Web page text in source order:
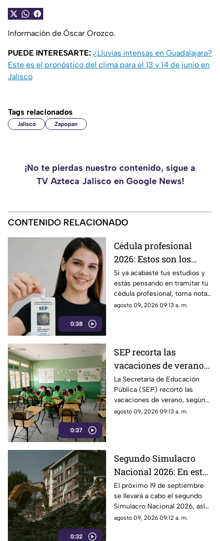
Información de Óscar Orozco.
PUEDE INTERESARTE: ¿Lluvias intensas en Guadalajara?
Este es el pronóstico del clima para el 13 y 14 de junio en
Jalisco
Tags relacionados
Jalisco Zapopan
¡No te pierdas nuestro contenido, sigue a
TV Azteca Jalisco en Google News!
CONTENIDO RELACIONADO
0:38
Cédula profesional
2026: Estos son los
precios actualizados
según tu grado
académico
Si ya acabaste tus estudios y
estás pensando en tramitar tu
cédula profesional, toma nota,
ya que la SEP actualizó los
agosto 09, 2026 09:13 a. m.
0:37
SEP recorta las
vacaciones de verano
2026; este día deberán
regresar a clases los
alumnos
La Secretaría de Educación
Pública (SEP) recortó las
vacaciones de verano, según
lo establecido en el calendario
agosto 09, 2026 09:13 a. m.
0:32
Segundo Simulacro
Nacional 2026: En estos
estados sonará la alerta
sísmica en septiembre
El próximo 19 de septiembre
se llevará a cabo el segundo
Simulacro Nacional 2026, así
que no te asustes si llegas a
agosto 09, 2026 09:12 a. m.